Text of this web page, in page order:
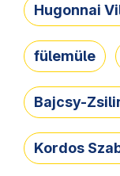
Hugonnai
fülemüle
Bajcsy-
Kordos